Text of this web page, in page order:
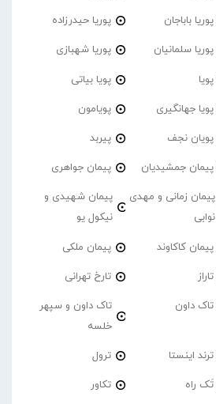
پوریا باباجان پوریا حیدرزاده
پوریا سلمانیان پوریا شهبازی
پویا پویا بیاتی
پویا جهانگیری پویامون
پویان نجف پیربد
پیمان جمشیدیان پیمان جواهری
پیمان زمانی و مهدی
نوابی
پیمان شهیدی و
نیکول یو
پیمان کاکاوند پیمان ملکی
تاراز تارخ تهرانی
تاک داون
تاک داون و سپهر
خلسه
ترند اینستا ترول
تَک راه تکاور